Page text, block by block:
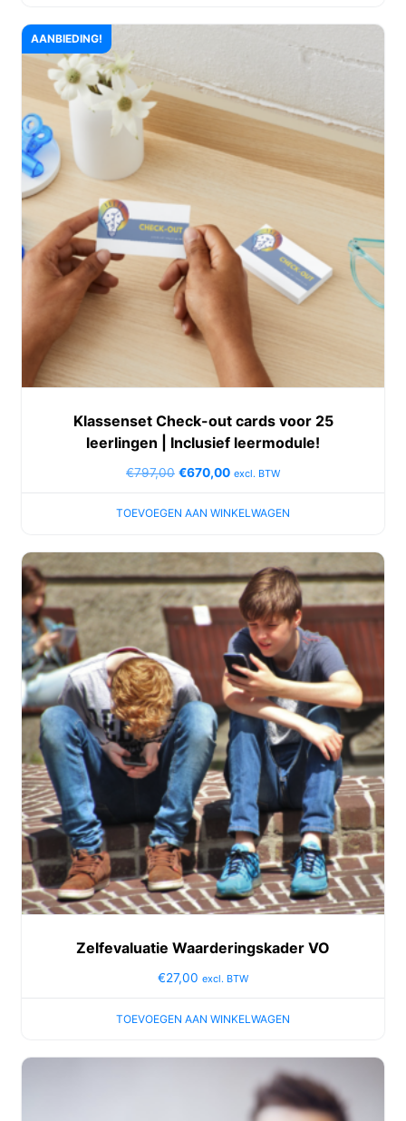
AANBIEDING!
Klassenset Check-out cards voor 25
leerlingen | Inclusief leermodule!
€797,00 €670,00 excl. BTW
TOEVOEGEN AAN WINKELWAGEN
Zelfevaluatie Waarderingskader VO
€27,00 excl. BTW
TOEVOEGEN AAN WINKELWAGEN